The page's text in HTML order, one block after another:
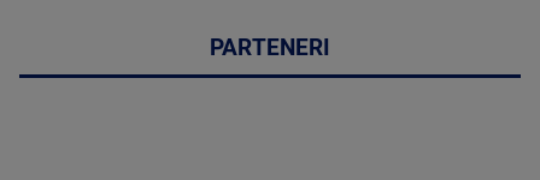
PARTENERI